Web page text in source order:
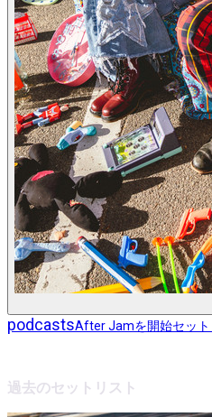
podcastsAfter Jamを開始セッ
過去のセットリスト